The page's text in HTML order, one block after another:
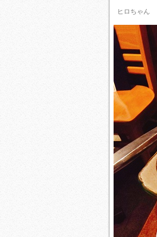
ヒロちゃん